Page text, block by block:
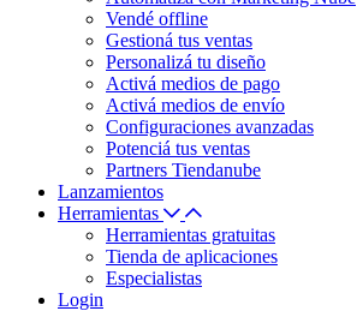
Vendé offline
Gestioná tus ventas
Personalizá tu diseño
Activá medios de pago
Activá medios de envío
Configuraciones avanzadas
Potenciá tus ventas
Partners Tiendanube
Lanzamientos
Herramientas
Herramientas gratuitas
Tienda de aplicaciones
Especialistas
Login